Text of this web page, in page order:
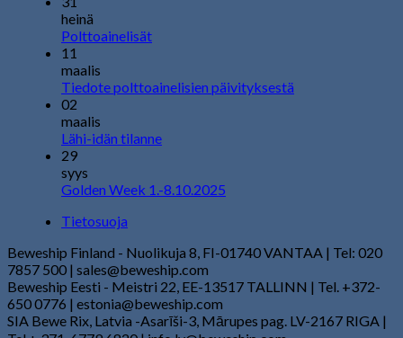
heinä
Polttoainelisät
11
maalis
Tiedote polttoainelisien päivityksestä
02
maalis
Lähi-idän tilanne
29
syys
Golden Week 1.-8.10.2025
Tietosuoja
Beweship Finland - Nuolikuja 8, FI-01740 VANTAA | Tel: 020
7857 500 | sales@beweship.com
Beweship Eesti - Meistri 22, EE-13517 TALLINN | Tel. +372-
650 0776 | estonia@beweship.com
SIA Bewe Rix, Latvia -Asarīši-3, Mārupes pag. LV-2167 RIGA |